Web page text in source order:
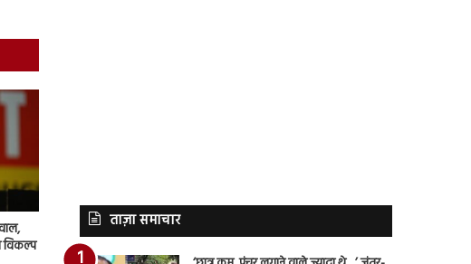
विकल्प
ताज़ा समाचार